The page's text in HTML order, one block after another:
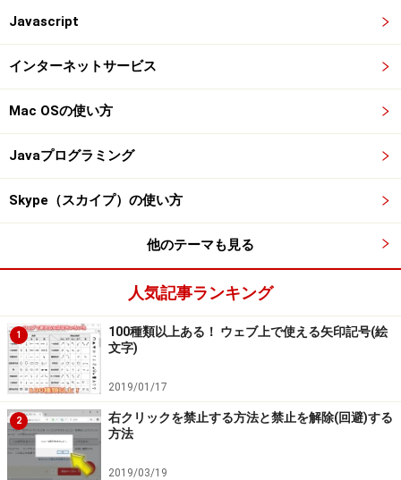
Javascript
インターネットサービス
Mac OSの使い方
Javaプログラミング
Skype（スカイプ）の使い方
他のテーマも見る
人気記事ランキング
1
100種類以上ある！ ウェブ上で使える矢印記号(絵
文字)
2019/01/17
2
右クリックを禁止する方法と禁止を解除(回避)する
方法
2019/03/19